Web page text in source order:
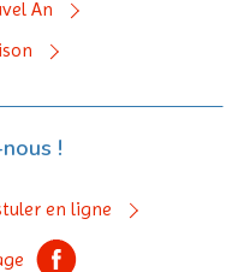
An
!
en ligne